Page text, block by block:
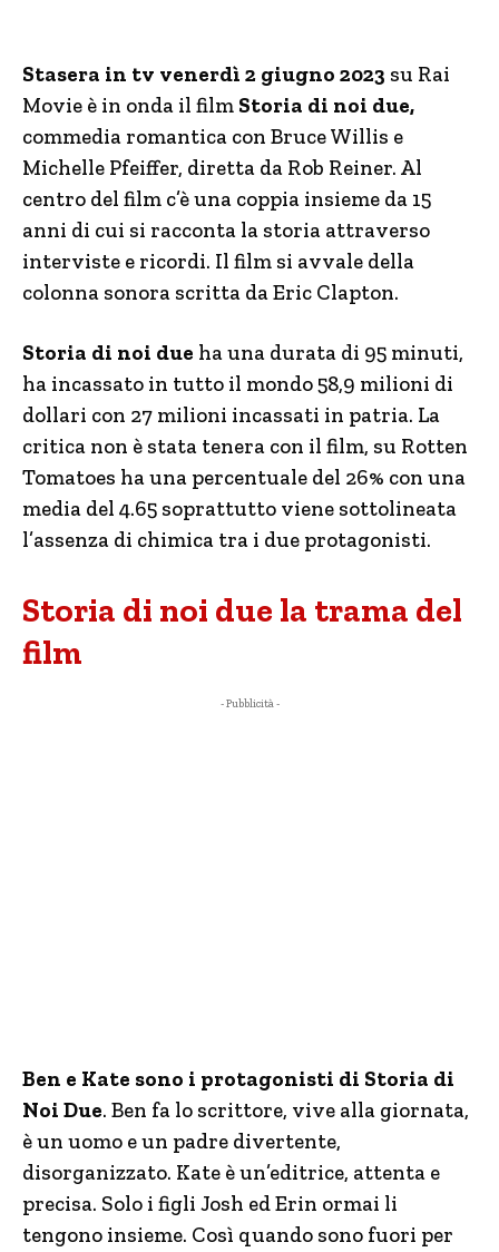
Stasera in tv venerdì 2 giugno 2023 su Rai
Movie è in onda il film Storia di noi due,
commedia romantica con Bruce Willis e
Michelle Pfeiffer, diretta da Rob Reiner. Al
centro del film c’è una coppia insieme da 15
anni di cui si racconta la storia attraverso
interviste e ricordi. Il film si avvale della
colonna sonora scritta da Eric Clapton.
Storia di noi due ha una durata di 95 minuti,
ha incassato in tutto il mondo 58,9 milioni di
dollari con 27 milioni incassati in patria. La
critica non è stata tenera con il film, su Rotten
Tomatoes ha una percentuale del 26% con una
media del 4.65 soprattutto viene sottolineata
l’assenza di chimica tra i due protagonisti.
Storia di noi due la trama del
film
- Pubblicità -
Ben e Kate sono i protagonisti di Storia di
Noi Due. Ben fa lo scrittore, vive alla giornata,
è un uomo e un padre divertente,
disorganizzato. Kate è un’editrice, attenta e
precisa. Solo i figli Josh ed Erin ormai li
tengono insieme. Così quando sono fuori per